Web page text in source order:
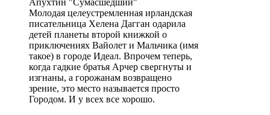
Апухтин "Сумасшедший"
Молодая целеустремленная ирландская
писательница Хелена Дагган одарила
детей планеты второй книжкой о
приключениях Вайолет и Мальчика (имя
такое) в городе Идеал. Впрочем теперь,
когда гадкие братья Арчер свергнуты и
изгнаны, а горожанам возвращено
зрение, это место называется просто
Городом. И у всех все хорошо.